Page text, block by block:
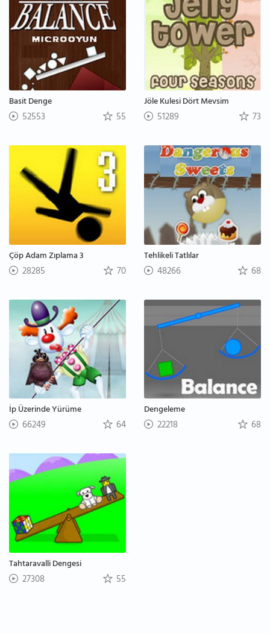
Basit Denge
52553 55
Jöle Kulesi Dört Mevsim
51289 73
Çöp Adam Zıplama 3
28285 70
Tehlikeli Tatlılar
48266 68
İp Üzerinde Yürüme
66249 64
Dengeleme
22218 68
Tahtaravalli Dengesi
27308 55